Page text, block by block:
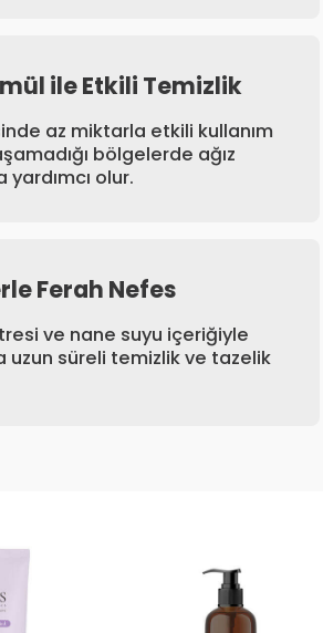
ile Etkili Temizlik
az miktarla etkili kullanım
bölgelerde ağız
yardımcı olur.
Ferah Nefes
ve nane suyu içeriğiyle
uzun süreli temizlik ve tazelik